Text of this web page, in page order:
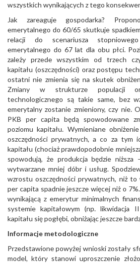
wszystkich wynikających z tego
Jak zareaguje gospodarka?
emerytalnego do 60/65 skutkuje
relacji do scenariusza
emerytalnego do 67 lat dla obu płci.
zależy przede wszystkim od trzech
kapitału (oszczędności) oraz postępu
ostatni nie zmienia się na skutek
Zmiany w strukturze populacji
technologicznego są takie same, bez
emerytalny zostanie zmieniony, czy nie.
PKB per capita będą spowodowane
poziomu kapitału. Wymieniane
oszczędności prywatnych, a co za tym
kapitału (chociaż prawdopodobnie
spowodują, że produkcja będzie niższa
wytwarzane mniej dóbr i usług.
wzrostu oszczędności prywatnych, niż
per capita spadnie jeszcze więcej niż o
wynikającą z emerytur minimalnych
systemie kapitałowym (np. likwidacja
kapitału się pogłębi, obniżając jeszcze
Informacje metodologiczne
Przedstawione powyżej wnioski zostały
model, który stanowi uproszczenie